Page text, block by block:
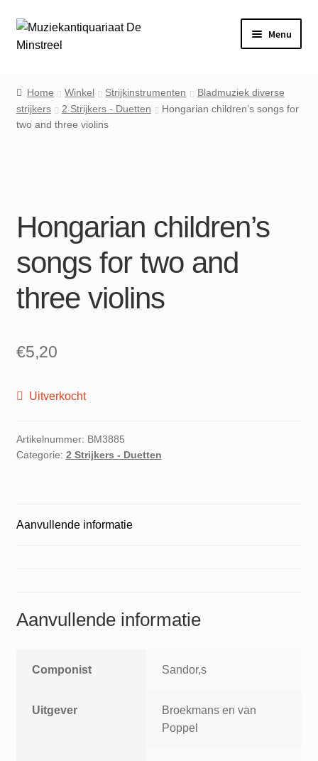
Ga
door
Ga
naar
Menu
Contact
Mijn account
Home Winkel Strijkinstrumenten
Bladmuziek diverse
strijkers
2 Strijkers - Duetten
Hongarian children’s songs for
two and three violins
Hongarian children’s
songs for two and
three violins
€5,20
Uitverkocht
Artikelnummer: BM3885
Categorie: 2 Strijkers - Duetten
Aanvullende informatie
Aanvullende informatie
Componist Sandor,s
Uitgever
Broekmans en van
Poppel